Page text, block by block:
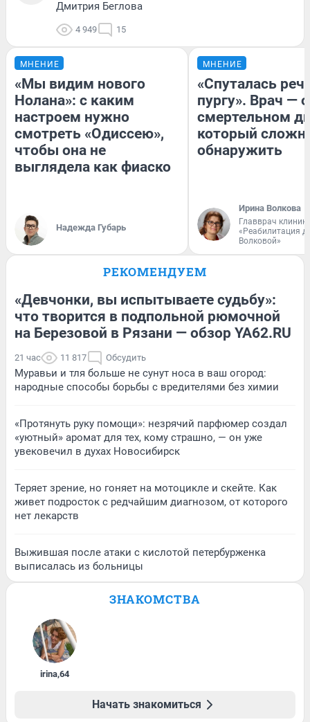
Дмитрия Беглова
4 949 15
МНЕНИЕ
«Мы видим нового
Нолана»: с каким
настроем нужно
смотреть «Одиссею»,
чтобы она не
выглядела как фиаско
Надежда Губарь
МНЕНИЕ
«Спуталась
пургу». Врач — о
смертельном
который
обнаружить
Ирина Волкова
Главврач
«Реабилитация
Волковой»
РЕКОМЕНДУЕМ
«Девчонки, вы испытываете судьбу»:
что творится в подпольной рюмочной
на Березовой в Рязани — обзор YA62.RU
21 час 11 817 Обсудить
Муравьи и тля больше не сунут носа в ваш огород:
народные способы борьбы с вредителями без химии
«Протянуть руку помощи»: незрячий парфюмер создал
«уютный» аромат для тех, кому страшно, — он уже
увековечил в духах Новосибирск
Теряет зрение, но гоняет на мотоцикле и скейте. Как
живет подросток с редчайшим диагнозом, от которого
нет лекарств
Выжившая после атаки с кислотой петербурженка
выписалась из больницы
ЗНАКОМСТВА
irina,64
Начать знакомиться